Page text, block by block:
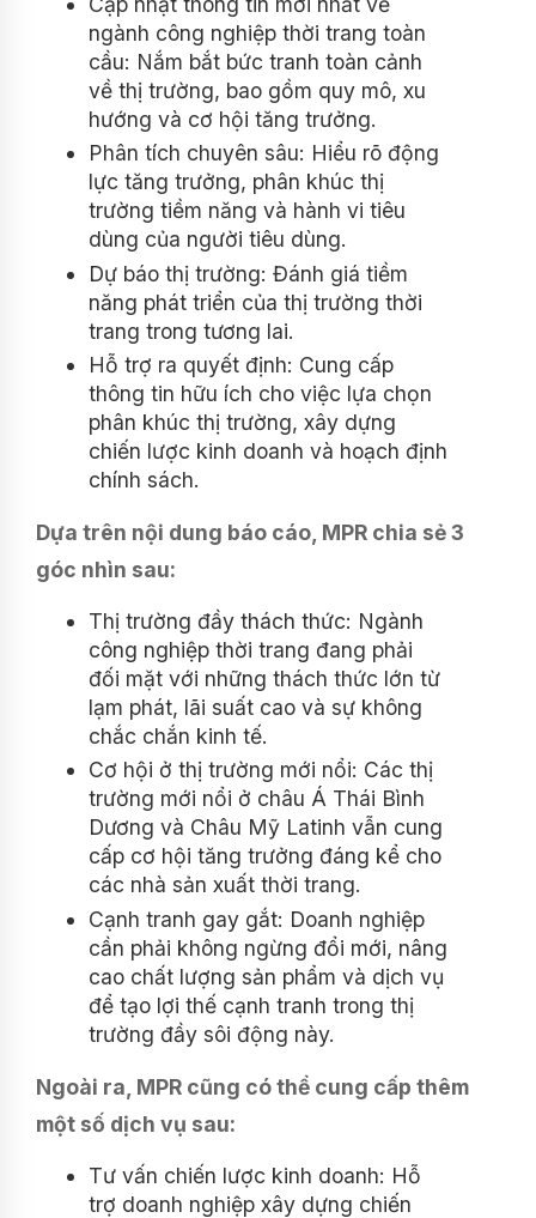
ngành công nghiệp thời trang toàn
cầu: Nắm bắt bức tranh toàn cảnh
về thị trường, bao gồm quy mô, xu
hướng và cơ hội tăng trưởng.
Phân tích chuyên sâu: Hiểu rõ động
lực tăng trưởng, phân khúc thị
trường tiềm năng và hành vi tiêu
dùng của người tiêu dùng.
Dự báo thị trường: Đánh giá tiềm
năng phát triển của thị trường thời
trang trong tương lai.
Hỗ trợ ra quyết định: Cung cấp
thông tin hữu ích cho việc lựa chọn
phân khúc thị trường, xây dựng
chiến lược kinh doanh và hoạch định
chính sách.
Dựa trên nội dung báo cáo, MPR chia sẻ 3
góc nhìn sau:
Thị trường đầy thách thức: Ngành
công nghiệp thời trang đang phải
đối mặt với những thách thức lớn từ
lạm phát, lãi suất cao và sự không
chắc chắn kinh tế.
Cơ hội ở thị trường mới nổi: Các thị
trường mới nổi ở châu Á Thái Bình
Dương và Châu Mỹ Latinh vẫn cung
cấp cơ hội tăng trưởng đáng kể cho
các nhà sản xuất thời trang.
Cạnh tranh gay gắt: Doanh nghiệp
cần phải không ngừng đổi mới, nâng
cao chất lượng sản phẩm và dịch vụ
để tạo lợi thế cạnh tranh trong thị
trường đầy sôi động này.
Ngoài ra, MPR cũng có thể cung cấp thêm
một số dịch vụ sau:
Tư vấn chiến lược kinh doanh: Hỗ
trợ doanh nghiệp xây dựng chiến